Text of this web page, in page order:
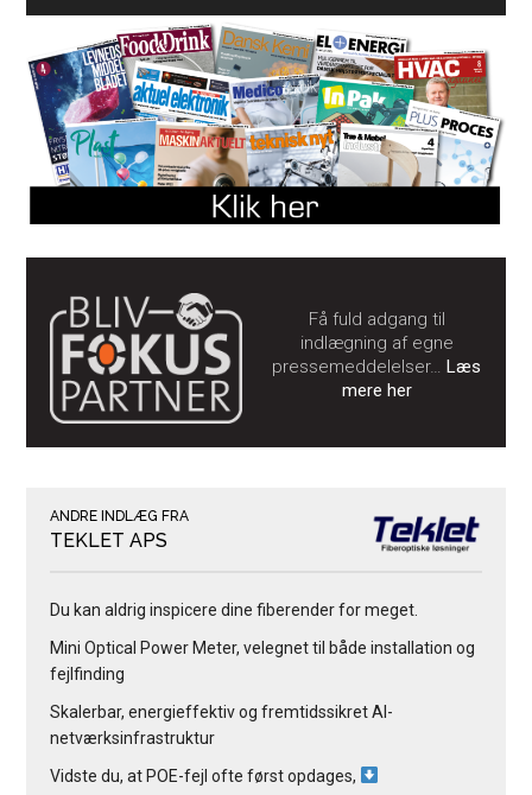
Få fuld adgang til
indlægning af egne
pressemeddelelser…Læs
mere her
ANDRE INDLÆG FRA
TEKLET APS
Du kan aldrig inspicere dine fiberender for meget.
Mini Optical Power Meter, velegnet til både installation og
fejlfinding
Skalerbar, energieffektiv og fremtidssikret AI-
netværksinfrastruktur
Vidste du, at POE-fejl ofte først opdages,